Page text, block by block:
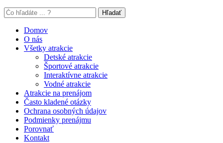
Hľadať
Domov
O nás
Všetky atrakcie
Detské atrakcie
Športové atrakcie
Interaktívne atrakcie
Vodné atrakcie
Atrakcie na prenájom
Často kladené otázky
Ochrana osobných údajov
Podmienky prenájmu
Porovnať
Kontakt